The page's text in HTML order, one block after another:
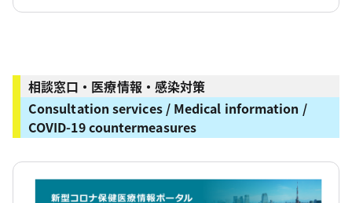
相談窓口・医療情報・感染対策
Consultation services / Medical information /
COVID-19 countermeasures